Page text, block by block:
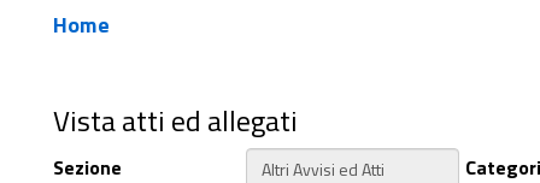
Home
Vista atti ed allegati
Sezione